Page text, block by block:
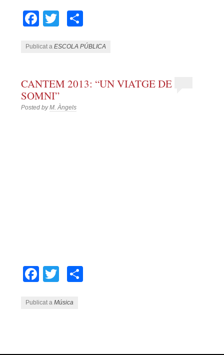
Facebook
Twitter
Publicat aESCOLA PÚBLICA
CANTEM 2013: “UN VIATGE DE
SOMNI”
Posted byM. Àngels
Facebook
Twitter
Publicat aMúsica